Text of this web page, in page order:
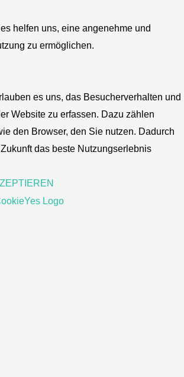
helfen uns, eine angenehme und
zu ermöglichen.
es uns, das Besucherverhalten und
Website zu erfassen. Dazu zählen
den Browser, den Sie nutzen. Dadurch
das beste Nutzungserlebnis